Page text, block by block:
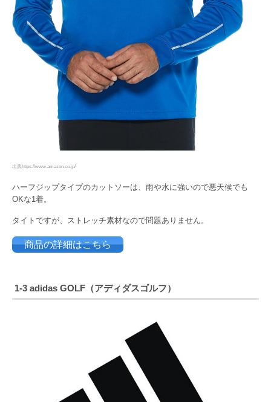
出典https://www.amazon.co.jp/
ハーフジップタイプのカットソーは、雨や水に強いので悪天候でも
OKな1着。
タイトですが、ストレッチ素材なので問題ありません。
商品の詳細はこちら
1-3 adidas GOLF（アディダスゴルフ）